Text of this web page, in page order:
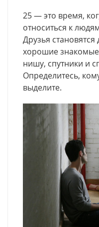
25 — это время,
относиться к
Друзья
хорошие
нишу, спутники и
Определитесь,
выделите.